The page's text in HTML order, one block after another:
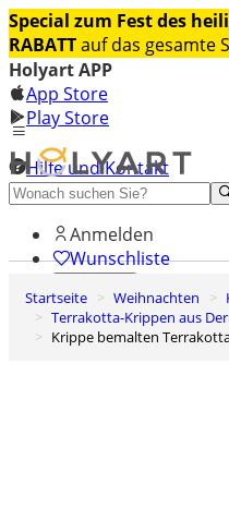
Special zum Fest des
RABATTauf das gesamte
Holyart APP
App Store
Play Store
Hilfe und Kontakt
Entdecken Sie Premium
Anmelden
Wunschliste
0
Warenkorb
Startseite Weihnachten
Terrakotta-Krippen aus
Krippe bemalten